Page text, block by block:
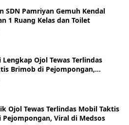
SDN Pamriyan Gemuh Kendal
1 Ruang Kelas dan Toilet
Ojol Tewas Terlindas
Brimob di Pejompongan,
Antar Orderan
Ojol Tewas Terlindas Mobil Taktis
Pejompongan, Viral di Medsos